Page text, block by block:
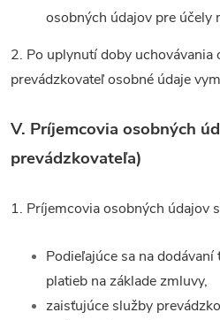
osobných údajov pre účely
2. Po uplynutí doby uchovávania
prevádzkovateľ osobné údaje
V. Príjemcovia osobných
prevádzkovateľa)
1. Príjemcovia osobných údajov
Podieľajúce sa na
platieb na základe zmluvy,
zaisťujúce služby